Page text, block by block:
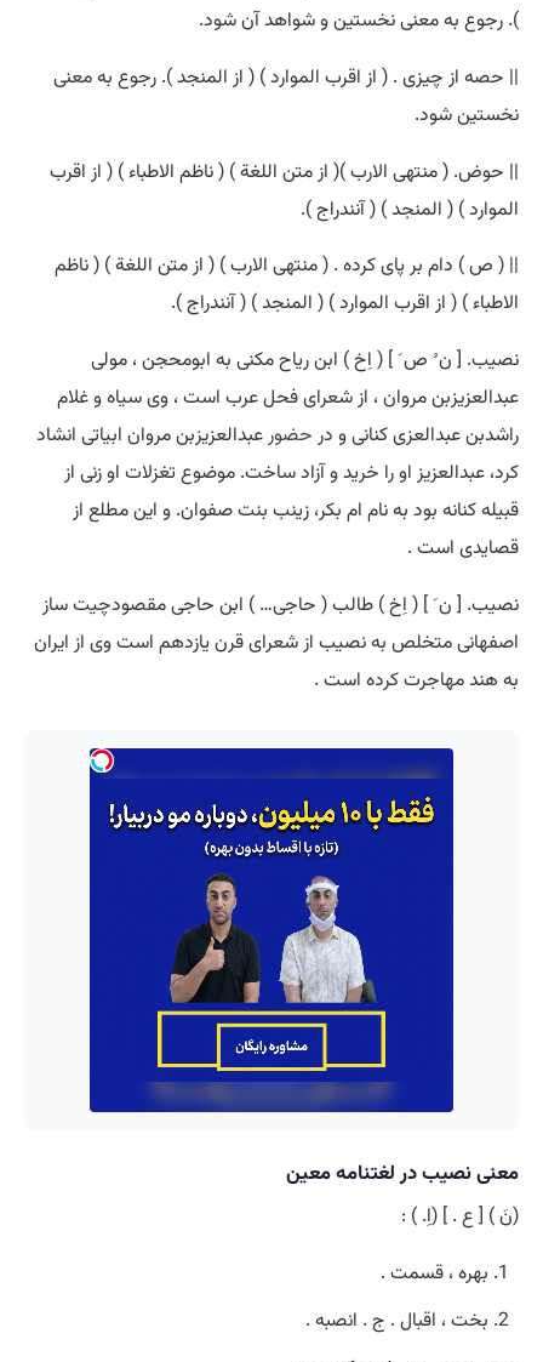
). رجوع به معنی نخستین و شواهد آن شود.
|| حصه از چیزی . ( از اقرب الموارد ) ( از المنجد ). رجوع به معنی
نخستین شود.
|| حوض. ( منتهی الارب )( از متن اللغة ) ( ناظم الاطباء ) ( از اقرب
الموارد ) ( المنجد ) ( آنندراج ).
|| ( ص ) دام بر پای کرده . ( منتهی الارب ) ( از متن اللغة ) ( ناظم
الاطباء ) ( از اقرب الموارد ) ( المنجد ) ( آنندراج ).
نصیب. [ ن ُ ص َ ] ( اِخ ) ابن ریاح مکنی به ابومحجن ، مولی
عبدالعزیزبن مروان ، از شعرای فحل عرب است ، وی سیاه و غلام
راشدبن عبدالعزی کنانی و در حضورعبدالعزیزبن مروان ابیاتی انشاد
کرد، عبدالعزیز او را خرید و آزاد ساخت. موضوع تغزلات او زنی از
قبیله کنانه بود به نام ام بکر، زینب بنت صفوان. و این مطلع از
قصایدی است .
نصیب. [ ن َ ] ( اِخ ) طالب ( حاجی… ) ابن حاجی مقصودچیت ساز
اصفهانی متخلص به نصیب از شعرای قرن یازدهم است وی از ایران
به هند مهاجرت کرده است .
معنی نصیب در لغتنامه معین
(نَ ) [ ع . ] (اِ. ) :
بهره ، قسمت .
بخت ، اقبال . ج . انصبه .